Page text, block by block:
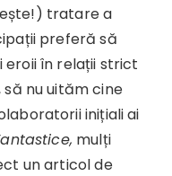
tratare a
preferă să
eroii în relații strict
să nu uităm cine
inițiali ai
mulți
un articol de